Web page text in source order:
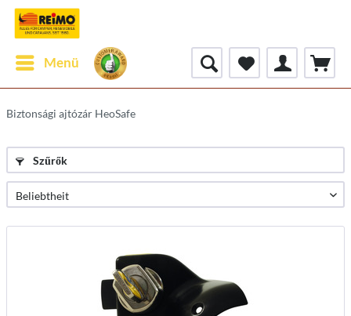
Menü
Biztonsági ajtózár HeoSafe
Szűrők